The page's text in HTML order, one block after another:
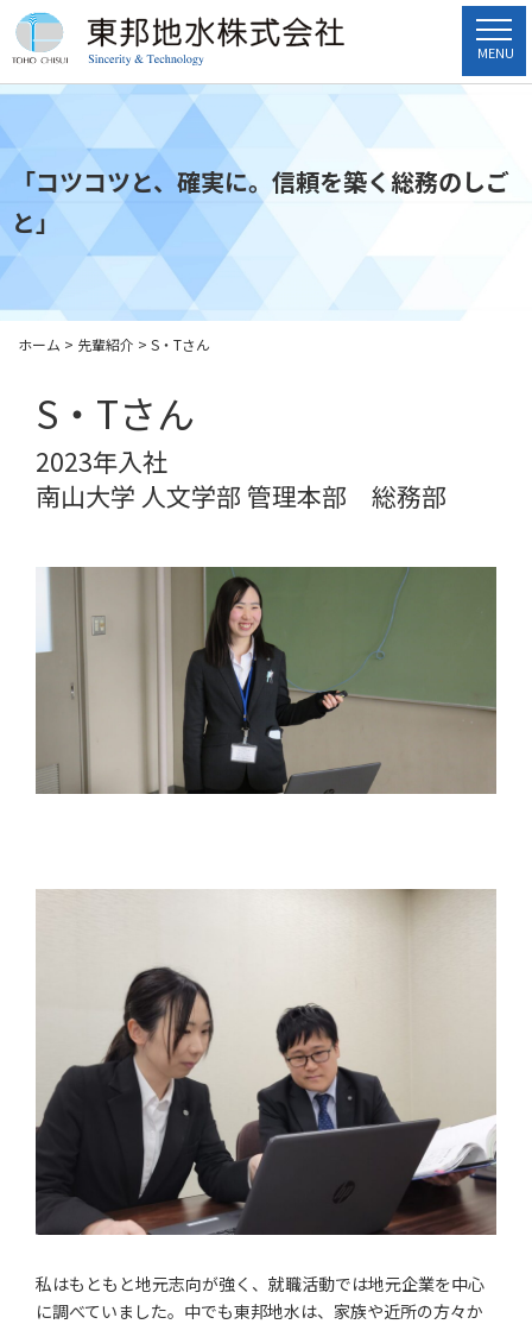
MENU
「コツコツと、確実に。信頼を築く総務のしご
と」
ホーム > 先輩紹介 > S・Tさん
S・Tさん
2023年入社
南山大学 人文学部 管理本部 総務部
私はもともと地元志向が強く、就職活動では地元企業を中心
に調べていました。中でも東邦地水は、家族や近所の方々か